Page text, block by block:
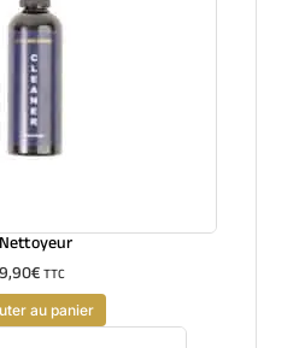
9,90€TTC
au panier